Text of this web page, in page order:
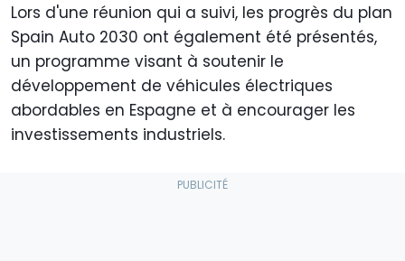
Lors d'une réunion qui a suivi, les progrès du plan
Spain Auto 2030 ont également été présentés,
un programme visant à soutenir le
développement de véhicules électriques
abordables en Espagne et à encourager les
investissements industriels.